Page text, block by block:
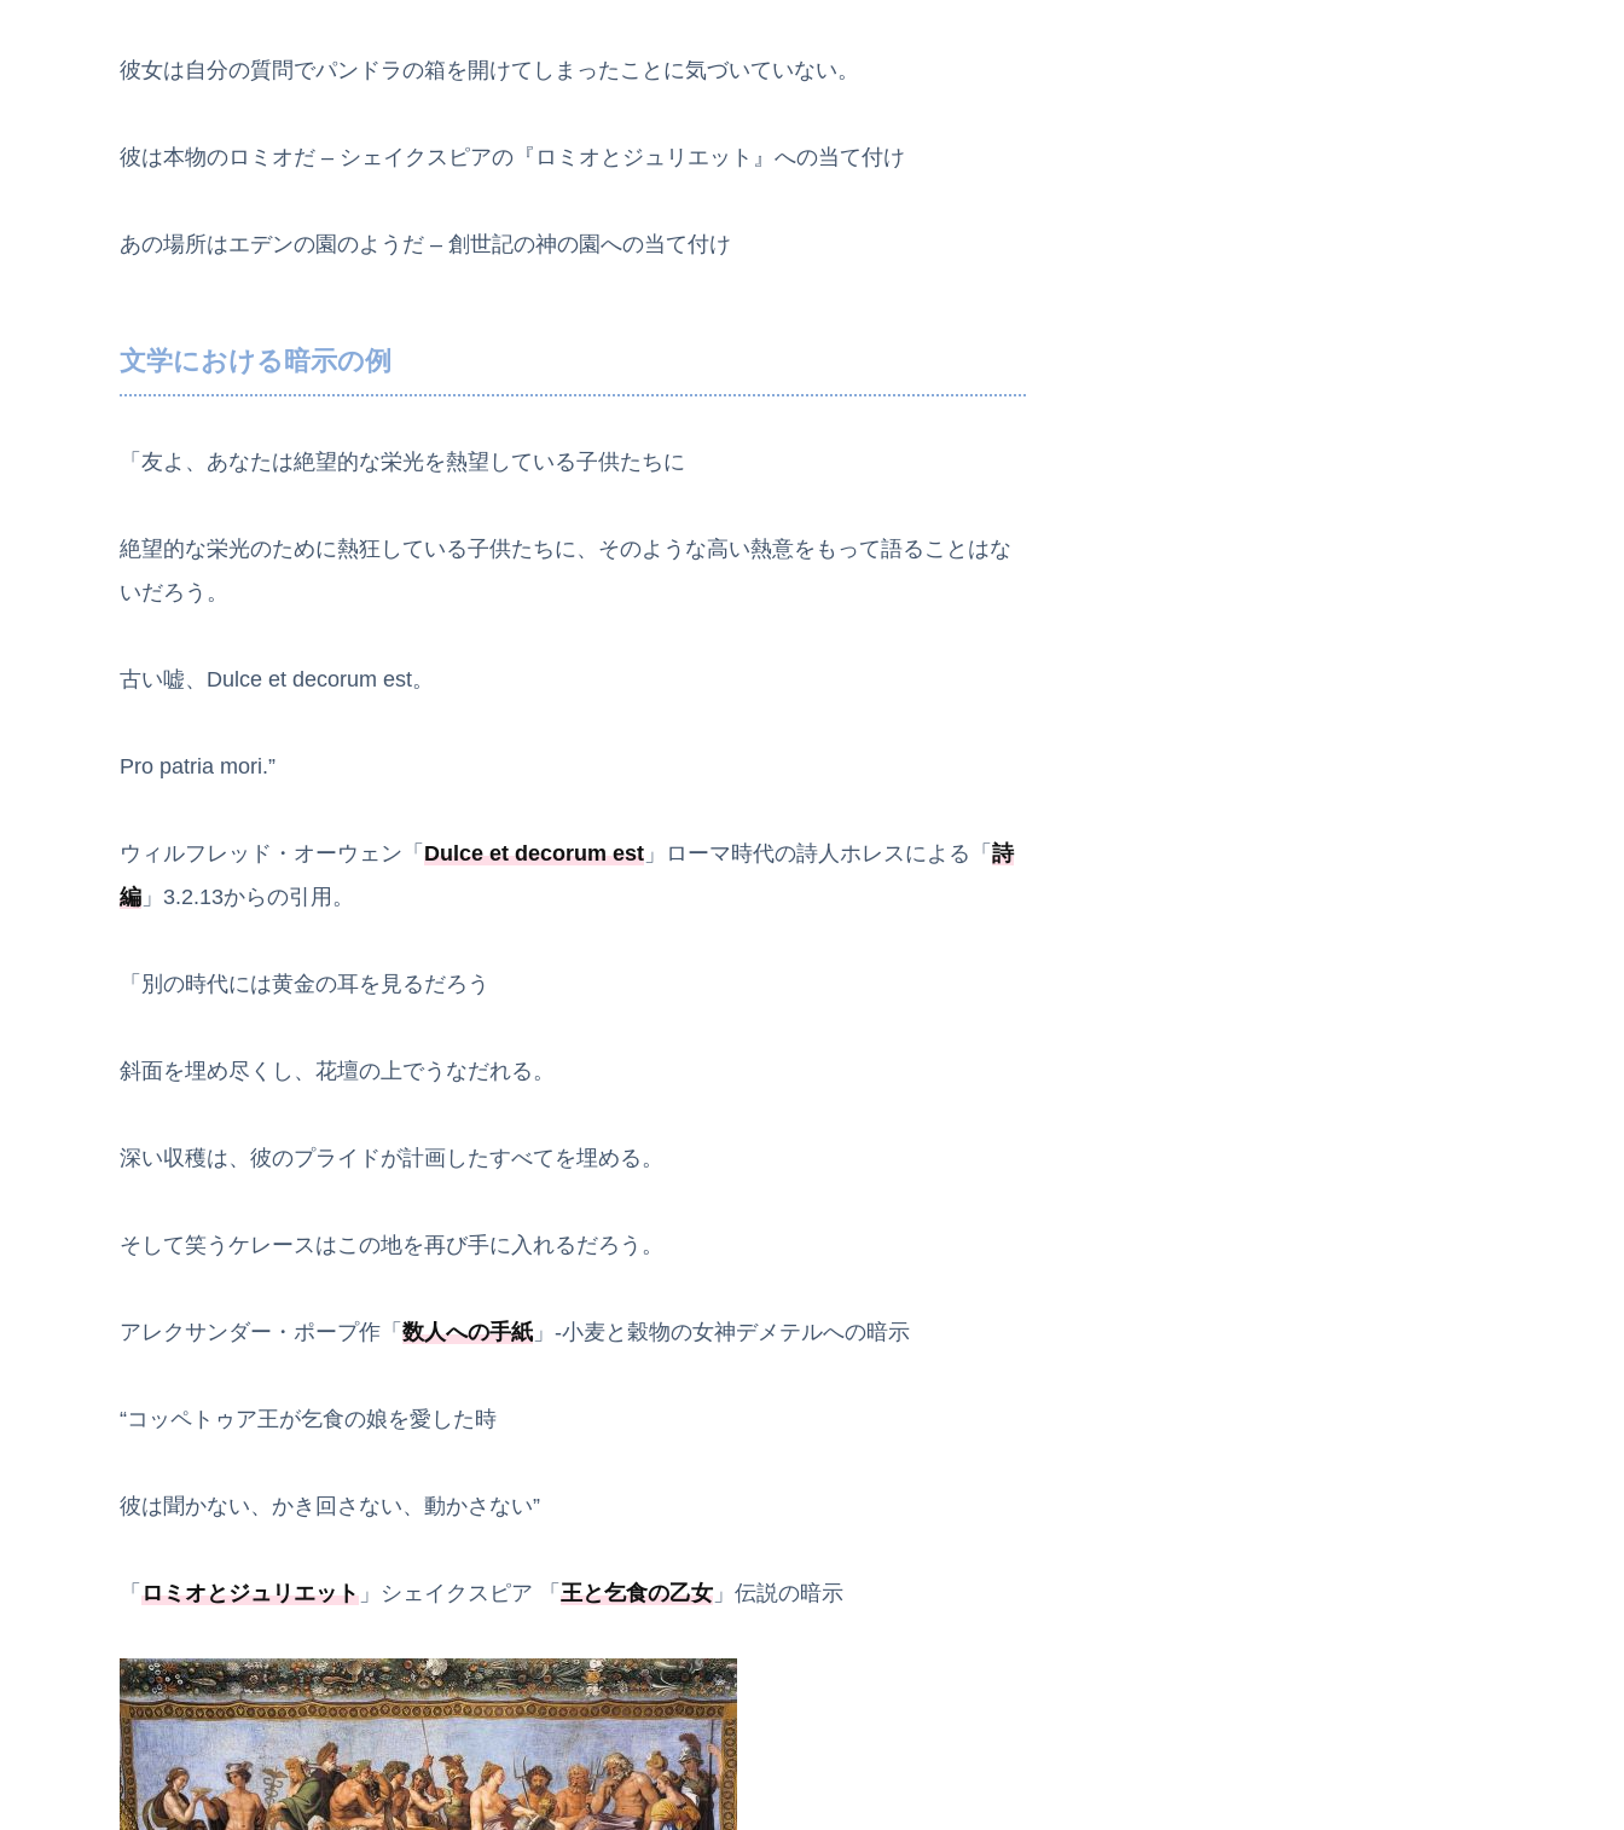
彼女は自分の質問でパンドラの箱を開けてしまったことに気づいていない。
彼は本物のロミオだ – シェイクスピアの『ロミオとジュリエット』への当て付け
あの場所はエデンの園のようだ – 創世記の神の園への当て付け
文学における暗示の例
「友よ、あなたは絶望的な栄光を熱望している子供たちに
絶望的な栄光のために熱狂している子供たちに、そのような高い熱意をもって語ることはな
いだろう。
古い嘘、Dulce et decorum est。
Pro patria mori.”
ウィルフレッド・オーウェン「 Dulce et decorum est 」ローマ時代の詩人ホレスによる「 詩
編 」3.2.13からの引用。
「別の時代には黄金の耳を見るだろう
斜面を埋め尽くし、花壇の上でうなだれる。
深い収穫は、彼のプライドが計画したすべてを埋める。
そして笑うケレースはこの地を再び手に入れるだろう。
アレクサンダー・ポープ作「 数人への手紙 」-小麦と穀物の女神デメテルへの暗示
“コッペトゥア王が乞食の娘を愛した時
彼は聞かない、かき回さない、動かさない”
「 ロミオとジュリエット 」シェイクスピア 「 王と乞食の乙女 」伝説の暗示